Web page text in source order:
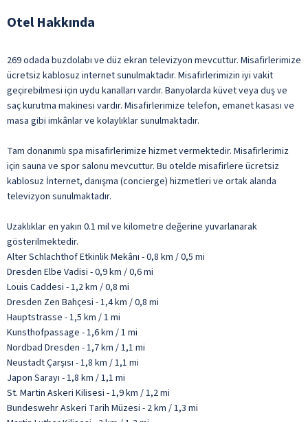
Otel Hakkında
269 odada buzdolabı ve düz ekran televizyon mevcuttur. Misafirlerimize
ücretsiz kablosuz internet sunulmaktadır. Misafirlerimizin iyi vakit
geçirebilmesi için uydu kanalları vardır. Banyolarda küvet veya duş ve
saç kurutma makinesi vardır. Misafirlerimize telefon, emanet kasası ve
masa gibi imkânlar ve kolaylıklar sunulmaktadır.
Tam donanımlı spa misafirlerimize hizmet vermektedir. Misafirlerimiz
için sauna ve spor salonu mevcuttur. Bu otelde misafirlere ücretsiz
kablosuz İnternet, danışma (concierge) hizmetleri ve ortak alanda
televizyon sunulmaktadır.
Uzaklıklar en yakın 0.1 mil ve kilometre değerine yuvarlanarak
gösterilmektedir.
Alter Schlachthof Etkinlik Mekânı - 0,8 km / 0,5 mi
Dresden Elbe Vadisi - 0,9 km / 0,6 mi
Louis Caddesi - 1,2 km / 0,8 mi
Dresden Zen Bahçesi - 1,4 km / 0,8 mi
Hauptstrasse - 1,5 km / 1 mi
Kunsthofpassage - 1,6 km / 1 mi
Nordbad Dresden - 1,7 km / 1,1 mi
Neustadt Çarşısı - 1,8 km / 1,1 mi
Japon Sarayı - 1,8 km / 1,1 mi
St. Martin Askeri Kilisesi - 1,9 km / 1,2 mi
Bundeswehr Askeri Tarih Müzesi - 2 km / 1,3 mi